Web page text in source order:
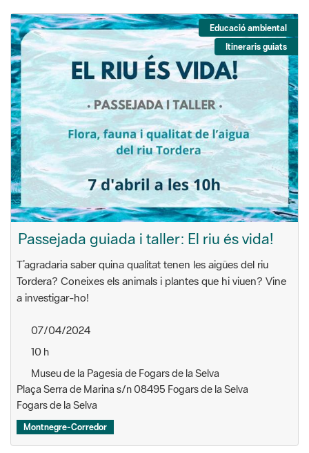
Educació ambiental
Itineraris guiats
Passejada guiada i taller: El riu és vida!
T’agradaria saber quina qualitat tenen les aigües del riu
Tordera? Coneixes els animals i plantes que hi viuen? Vine
a investigar-ho!
07/04/2024
10 h
Museu de la Pagesia de Fogars de la Selva
Plaça Serra de Marina s/n 08495 Fogars de la Selva
Fogars de la Selva
Montnegre-Corredor